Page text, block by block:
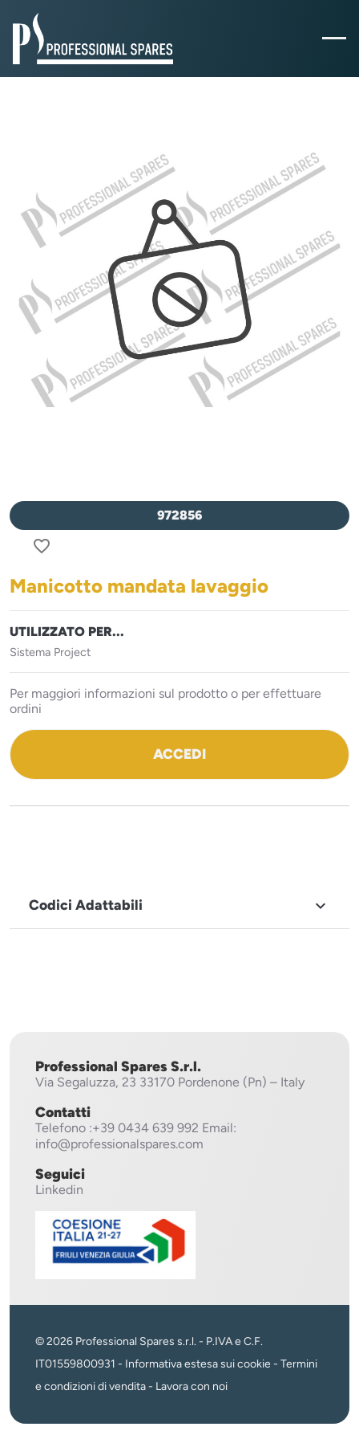
972856
favorite_border
Manicotto mandata lavaggio
UTILIZZATO PER...
Sistema Project
Per maggiori informazioni sul prodotto o per effettuare
ordini
ACCEDI
Codici Adattabili 
Professional Spares S.r.l.
Via Segaluzza, 23 33170 Pordenone (Pn) – Italy
Contatti
Telefono :+39 0434 639 992 Email:
info@professionalspares.com
Seguici
Linkedin
© 2026 Professional Spares s.r.l. - P.IVA e C.F.
IT01559800931 - Informativa estesa sui cookie - Termini
e condizioni di vendita- Lavora con noi